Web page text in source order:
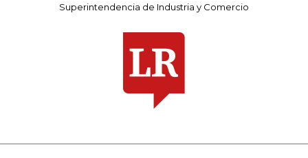
Superintendencia de Industria y Comercio